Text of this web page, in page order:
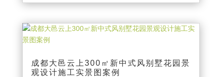
成都大邑云上300㎡新中式风别墅花园景
观设计施工实景图案例